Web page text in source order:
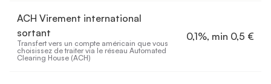
ACH Virement international
sortant
Transfert vers un compte américain que vous
choisissez de traiter via le réseau Automated
Clearing House (ACH)
0,1%, min 0,5 €